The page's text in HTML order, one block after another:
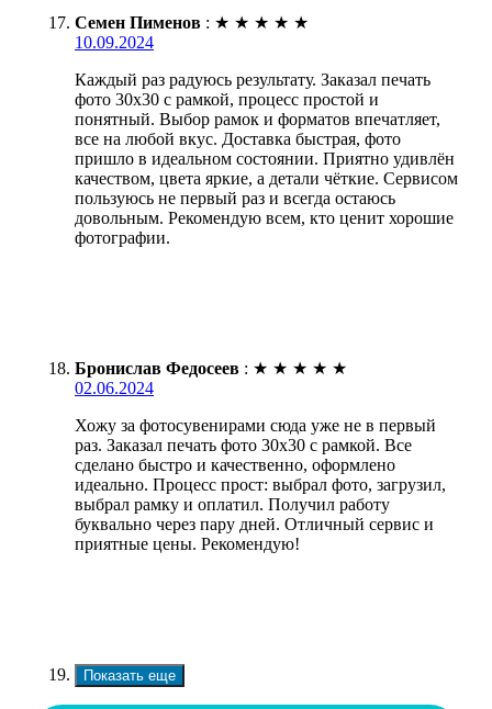
Семен Пименов : ★ ★ ★ ★ ★
10.09.2024
Каждый раз радуюсь результату. Заказал печать
фото 30х30 с рамкой, процесс простой и
понятный. Выбор рамок и форматов впечатляет,
все на любой вкус. Доставка быстрая, фото
пришло в идеальном состоянии. Приятно удивлён
качеством, цвета яркие, а детали чёткие. Сервисом
пользуюсь не первый раз и всегда остаюсь
довольным. Рекомендую всем, кто ценит хорошие
фотографии.
Бронислав Федосеев : ★ ★ ★ ★ ★
02.06.2024
Хожу за фотосувенирами сюда уже не в первый
раз. Заказал печать фото 30х30 с рамкой. Все
сделано быстро и качественно, оформлено
идеально. Процесс прост: выбрал фото, загрузил,
выбрал рамку и оплатил. Получил работу
буквально через пару дней. Отличный сервис и
приятные цены. Рекомендую!
Показать еще